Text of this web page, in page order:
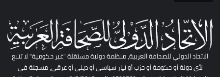
الاتحاد الدولي للصحافة العربية، منظمة دولية مستقلة "غير حكومية" لا تتبع
لأي دولة أو حكومة أو حزب أو تيار سياسي أو ديني أو عرقي، مسجلة في